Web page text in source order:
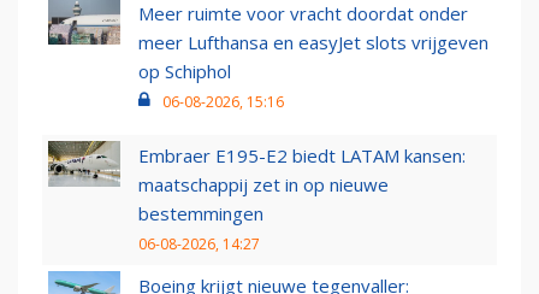
Meer ruimte voor vracht doordat onder
meer Lufthansa en easyJet slots vrijgeven
op Schiphol
06-08-2026, 15:16
Embraer E195-E2 biedt LATAM kansen:
maatschappij zet in op nieuwe
bestemmingen
06-08-2026, 14:27
Boeing krijgt nieuwe tegenvaller: